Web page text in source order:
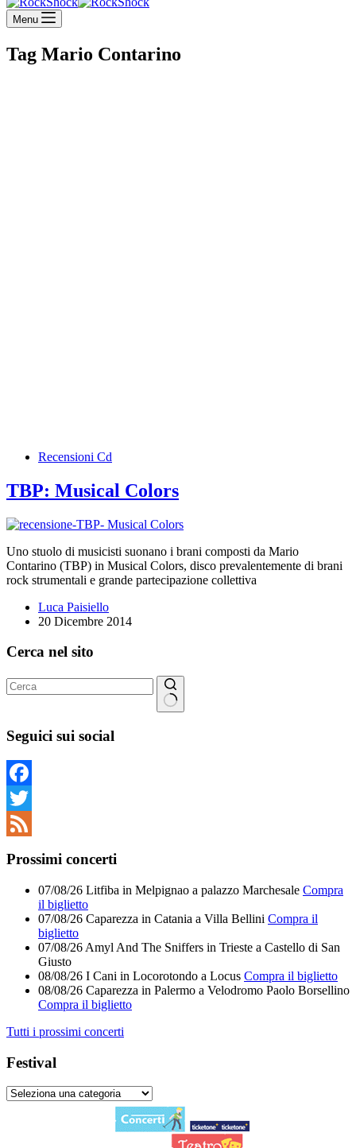
Menu
Tag Mario Contarino
Recensioni Cd
TBP: Musical Colors
Uno stuolo di musicisti suonano i brani composti da Mario
Contarino (TBP) in Musical Colors, disco prevalentemente di brani
rock strumentali e grande partecipazione collettiva
Luca Paisiello
20 Dicembre 2014
Cerca nel sito
risultato
Seguici sui social
Facebook
Twitter
Prossimi concerti
07/08/26 Litfiba in Melpignao a palazzo Marchesale Compra
il biglietto
07/08/26 Caparezza in Catania a Villa Bellini Compra il
biglietto
07/08/26 Amyl And The Sniffers in Trieste a Castello di San
Giusto
08/08/26 I Cani in Locorotondo a Locus Compra il biglietto
08/08/26 Caparezza in Palermo a Velodromo Paolo Borsellino
Compra il biglietto
Tutti i prossimi concerti
Festival